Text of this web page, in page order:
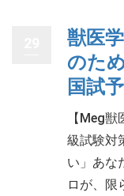
獣医
のた
国試
【Meg
級試験対
い」あな
ロが、限